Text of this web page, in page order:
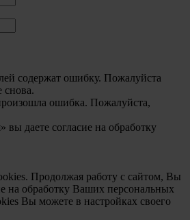
содержат ошибку. Пожалуйста
снова.
ошибка. Пожалуйста,
даете согласие на обработку
Продолжая работу с сайтом, Вы
на обработку Ваших персональных
Вы можете в настройках своего